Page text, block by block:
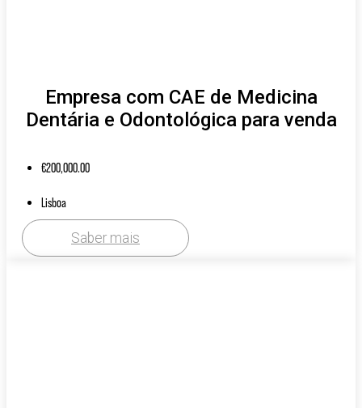
Empresa com CAE de Medicina
Dentária e Odontológica para venda
€200,000.00
Lisboa
Saber mais